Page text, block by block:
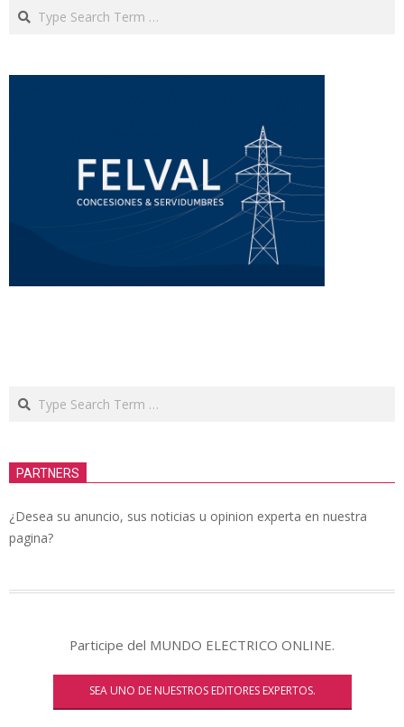
Search
Search
PARTNERS
¿Desea su anuncio, sus noticias u opinion experta en nuestra
pagina?
Participe del MUNDO ELECTRICO ONLINE.
SEA UNO DE NUESTROS EDITORES EXPERTOS.